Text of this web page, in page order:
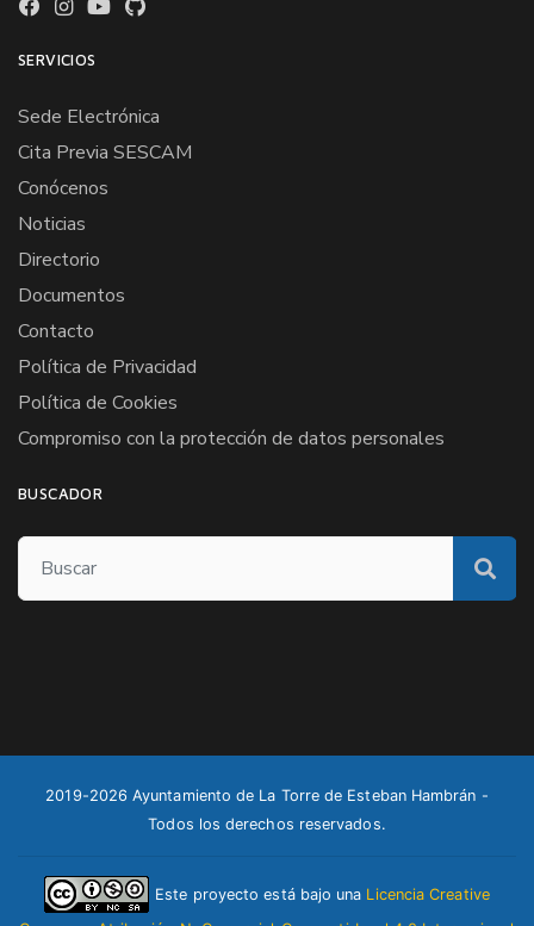
SERVICIOS
Sede Electrónica
Cita Previa SESCAM
Conócenos
Noticias
Directorio
Documentos
Contacto
Política de Privacidad
Política de Cookies
Compromiso con la protección de datos personales
BUSCADOR
2019-2026 Ayuntamiento de La Torre de Esteban Hambrán -
Todos los derechos reservados.
Este proyecto está bajo una Licencia Creative